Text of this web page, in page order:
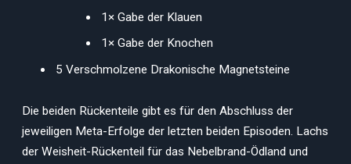
1× Gabe der Klauen
1× Gabe der Knochen
5 Verschmolzene Drakonische Magnetsteine
Die beiden Rückenteile gibt es für den Abschluss der
jeweiligen Meta-Erfolge der letzten beiden Episoden. Lachs
der Weisheit-Rückenteil für das Nebelbrand-Ödland und